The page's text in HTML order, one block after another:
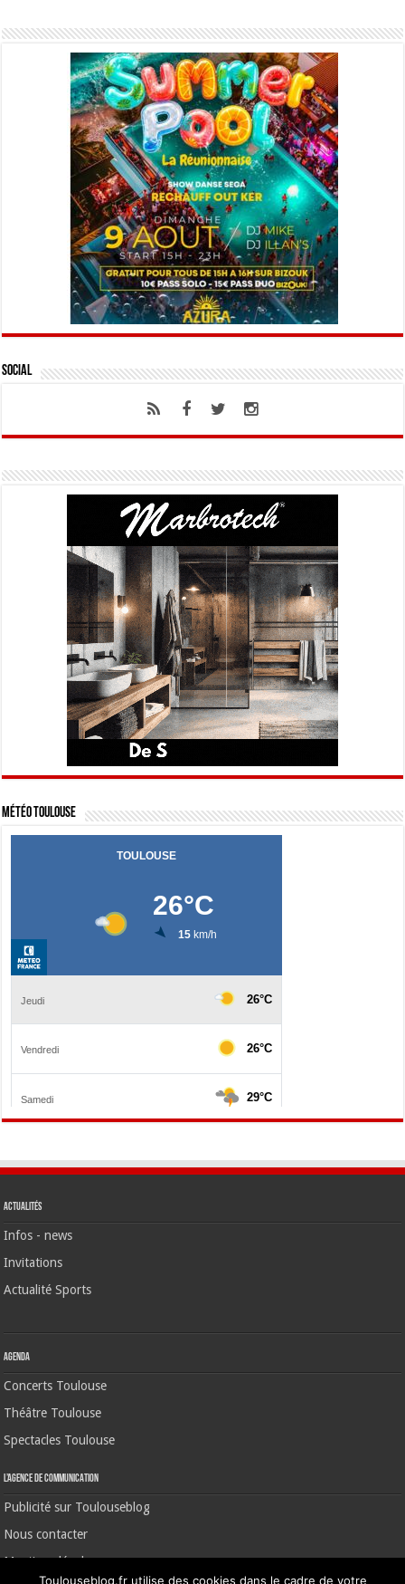
Social
Météo Toulouse
Actualités
Infos - news
Invitations
Actualité Sports
Agenda
Concerts Toulouse
Théâtre Toulouse
Spectacles Toulouse
L’agence de communication
Publicité sur Toulouseblog
Nous contacter
Mentions légales
Toulouseblog.fr utilise des cookies dans le cadre de votre